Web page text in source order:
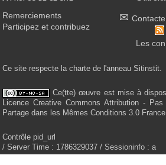
Remerciements
Participez et contribuez
Les
Ce site respecte la charte de l'anneau Sitinstit.
Ce(tte) œuvre est mise à
Licence Creative Commons Attribution - Pas
Partage dans les Mêmes Conditions 3.0
Contrôle pid_url
/ Server Time : 1786329037 / Sessioninfo : a